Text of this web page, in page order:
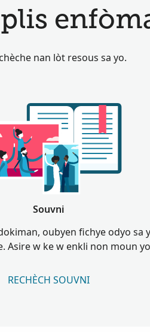
nan lòt resous sa yo.
Souvni
oubyen fichye odyo sa
Asire w ke w enkli non moun
RECHÈCH SOUVNI